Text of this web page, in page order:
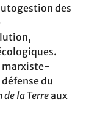
des
marxiste-
du
de la Terreaux